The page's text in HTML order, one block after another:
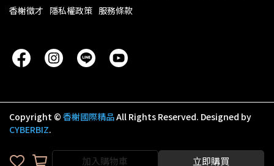
加入購物車 立即購買
香榭徵才 隱私權政策 服務條款
Copyright © 香榭國際精品All Rights Reserved. Designed by
CYBERBIZ.